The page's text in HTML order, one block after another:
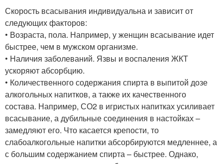
Скорость всасывания индивидуальна и зависит от
следующих факторов:
• Возраста, пола. Например, у женщин всасывание идет
быстрее, чем в мужском организме.
• Наличия заболеваний. Язвы и воспаления ЖКТ
ускоряют абсорбцию.
• Количественного содержания спирта в выпитой дозе
алкогольных напитков, а также их качественного
состава. Например, СО2 в игристых напитках усиливает
всасывание, а дубильные соединения в настойках –
замедляют его. Что касается крепости, то
слабоалкогольные напитки абсорбируются медленнее, а
с большим содержанием спирта – быстрее. Однако,